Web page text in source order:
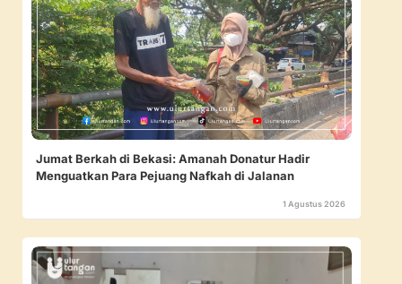
Jumat Berkah di Bekasi: Amanah Donatur Hadir
Menguatkan Para Pejuang Nafkah di Jalanan
1 Agustus 2026